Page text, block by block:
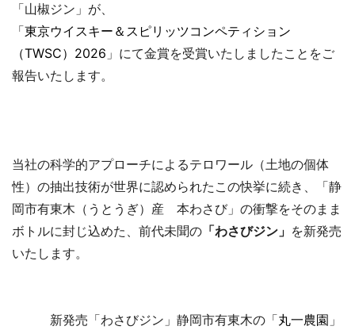
「山椒ジン」が、
「東京ウイスキー＆スピリッツコンペティション
（TWSC）2026 」にて金賞を受賞いたしましたことをご
報告いたします。
当社の科学的アプローチによるテロワール（土地の個体
性）の抽出技術が世界に認められたこの快挙に続き、「静
岡市有東木（うとうぎ）産 本わさび」の衝撃をそのまま
ボトルに封じ込めた、前代未聞の 「わさびジン」 を新発売
いたします。
新発売「わさびジン」静岡市有東木の「丸一農園 」